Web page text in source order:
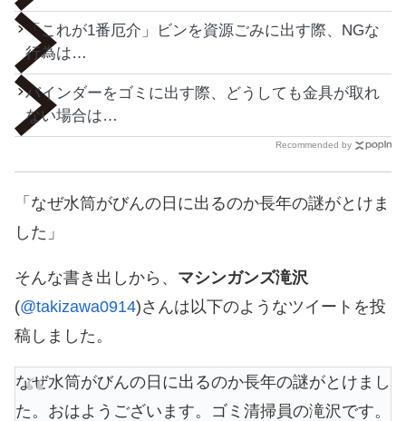
「これが1番厄介」ビンを資源ごみに出す際、NGな
行為は…
バインダーをゴミに出す際、どうしても金具が取れ
ない場合は…
Recommended by
「なぜ水筒がびんの日に出るのか長年の謎がとけま
した」
そんな書き出しから、 マシンガンズ滝沢
(@takizawa0914)さんは以下のようなツイートを投
稿しました。
なぜ水筒がびんの日に出るのか長年の謎がとけまし
た。おはようございます。ゴミ清掃員の滝沢です。